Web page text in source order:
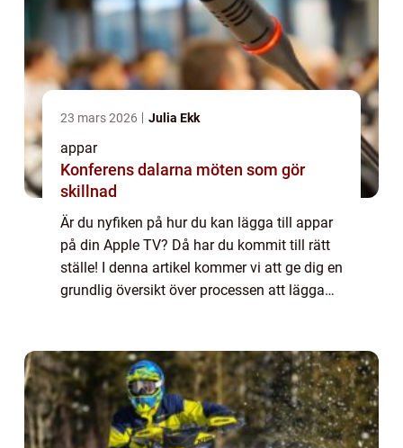
23 mars 2026 Julia Ekk
appar
Konferens dalarna möten som gör
skillnad
Är du nyfiken på hur du kan lägga till appar
på din Apple TV? Då har du kommit till rätt
ställe! I denna artikel kommer vi att ge dig en
grundlig översikt över processen att lägga